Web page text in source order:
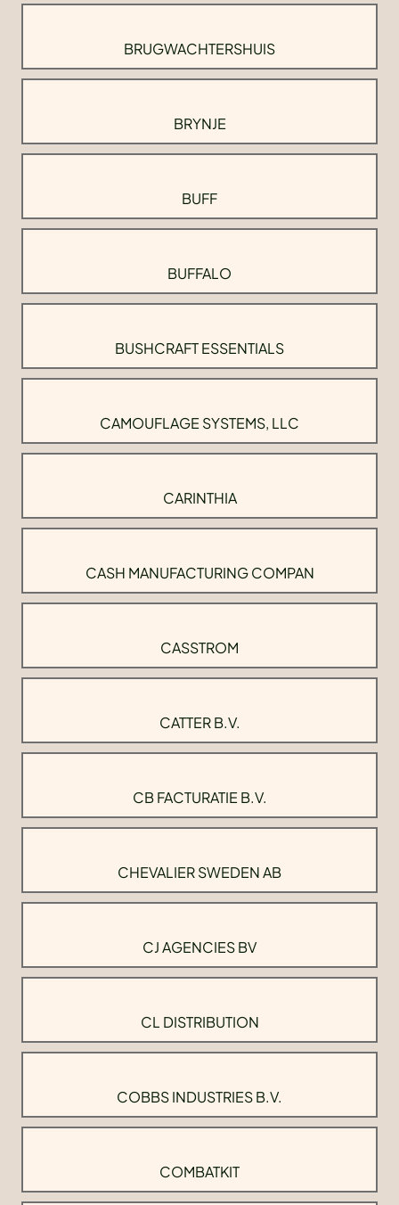
BRUGWACHTERSHUIS
BRYNJE
BUFF
BUFFALO
BUSHCRAFT ESSENTIALS
CAMOUFLAGE SYSTEMS, LLC
CARINTHIA
CASH MANUFACTURING COMPAN
CASSTROM
CATTER B.V.
CB FACTURATIE B.V.
CHEVALIER SWEDEN AB
CJ AGENCIES BV
CL DISTRIBUTION
COBBS INDUSTRIES B.V.
COMBATKIT